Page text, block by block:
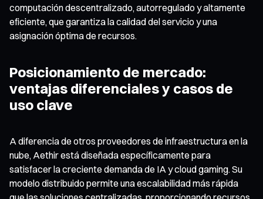
computación descentralizado, autorregulado y altamente
eficiente, que garantiza la calidad del servicio y una
asignación óptima de recursos.
Posicionamiento de mercado:
ventajas diferenciales y casos de
uso clave
A diferencia de otros proveedores de infraestructura en la
nube, Aethir está diseñada específicamente para
satisfacer la creciente demanda de IA y cloud gaming. Su
modelo distribuido permite una escalabilidad más rápida